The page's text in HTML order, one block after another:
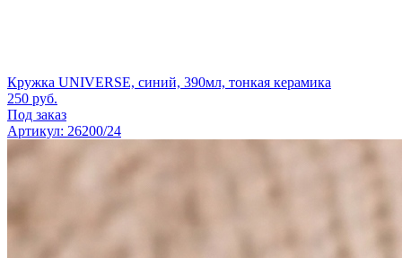
Кружка UNIVERSE, синий, 390мл, тонкая керамика
250 руб.
Под заказ
Артикул: 26200/24